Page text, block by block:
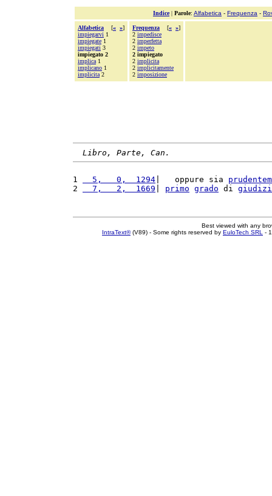
Indice| Parole: Alfabetica - Frequenza -
Alfabetica [« »]
impiegarvi 1
impiegate 1
impiegati 3
impiegato 2
implica 1
implicano 1
implicita 2
Frequenza [« »]
2 impedisce
2 imperfetta
2 impeto
2 impiegato
2 implicita
2 implicitamente
2 imposizione
Libro, Parte, Can.
1
  5,   0,  1294
|   oppure sia
2
  7,   2,  1669
primo grado di
Best viewed with any
IntraText®(V89) - Some rights reserved by EuloTech SRL -